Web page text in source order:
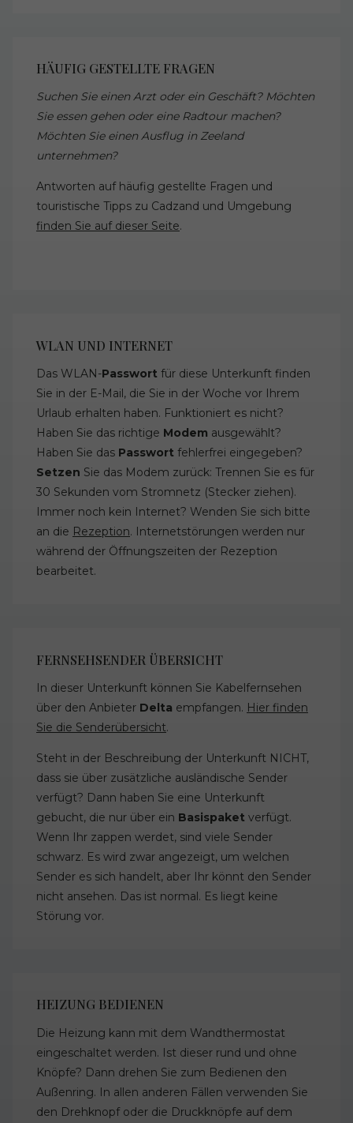
HÄUFIG GESTELLTE FRAGEN
Suchen Sie einen Arzt oder ein Geschäft? Möchten
Sie essen gehen oder eine Radtour machen?
Möchten Sie einen Ausflug in Zeeland
unternehmen?
Antworten auf häufig gestellte Fragen und
touristische Tipps zu Cadzand und Umgebung
finden Sie auf dieser Seite.
WLAN UND INTERNET
Das WLAN-Passwort für diese Unterkunft finden
Sie in der E-Mail, die Sie in der Woche vor Ihrem
Urlaub erhalten haben. Funktioniert es nicht?
Haben Sie das richtige Modem ausgewählt?
Haben Sie das Passwort fehlerfrei eingegeben?
Setzen Sie das Modem zurück: Trennen Sie es für
30 Sekunden vom Stromnetz (Stecker ziehen).
Immer noch kein Internet? Wenden Sie sich bitte
an die Rezeption. Internetstörungen werden nur
während der Öffnungszeiten der Rezeption
bearbeitet.
FERNSEHSENDER ÜBERSICHT
In dieser Unterkunft können Sie Kabelfernsehen
über den Anbieter Delta empfangen. Hier finden
Sie die Senderübersicht.
Steht in der Beschreibung der Unterkunft NICHT,
dass sie über zusätzliche ausländische Sender
verfügt? Dann haben Sie eine Unterkunft
gebucht, die nur über ein Basispaket verfügt.
Wenn Ihr zappen werdet, sind viele Sender
schwarz. Es wird zwar angezeigt, um welchen
Sender es sich handelt, aber Ihr könnt den Sender
nicht ansehen. Das ist normal. Es liegt keine
Störung vor.
HEIZUNG BEDIENEN
Die Heizung kann mit dem Wandthermostat
eingeschaltet werden. Ist dieser rund und ohne
Knöpfe? Dann drehen Sie zum Bedienen den
Außenring. In allen anderen Fällen verwenden Sie
den Drehknopf oder die Druckknöpfe auf dem